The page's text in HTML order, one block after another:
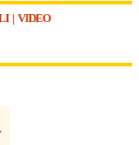
| VIDEO